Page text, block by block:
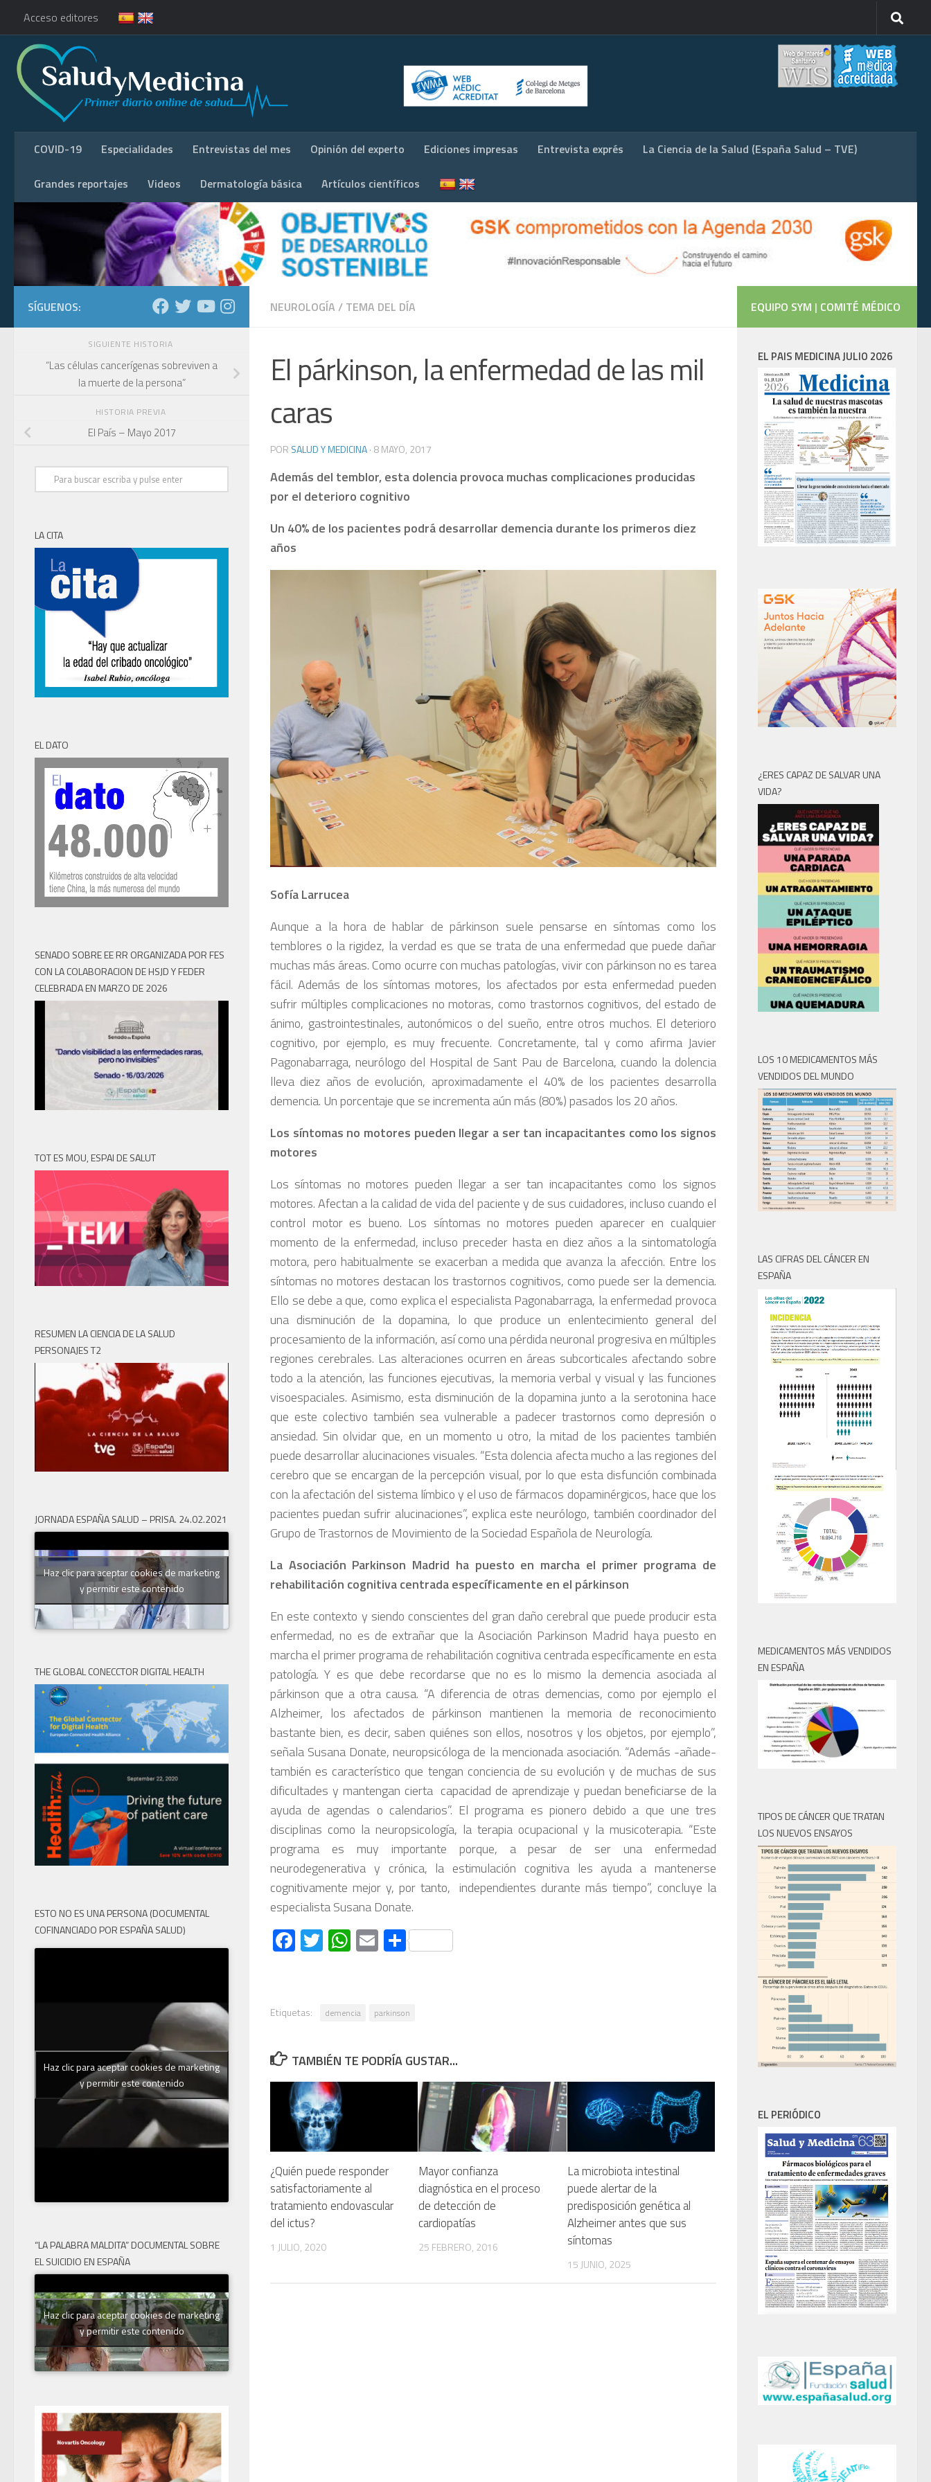
Acceso editores
COVID-19 Especialidades Entrevistas del mes Opinión del experto Ediciones impresas Entrevista exprés La Ciencia de la Salud (España Salud – TVE)
Grandes reportajes Videos Dermatología básica Artículos científicos
NEUROLOGÍA / TEMA DEL DÍA
El párkinson, la enfermedad de las mil
caras
POR SALUD Y MEDICINA· 8 MAYO, 2017
Además del temblor, esta dolencia provoca muchas complicaciones producidas
por el deterioro cognitivo
Un 40% de los pacientes podrá desarrollar demencia durante los primeros diez
años
Sofía Larrucea
Aunque a la hora de hablar de párkinson suele pensarse en síntomas como los
temblores o la rigidez, la verdad es que se trata de una enfermedad que puede dañar
muchas más áreas. Como ocurre con muchas patologías, vivir con párkinson no es tarea
fácil. Además de los síntomas motores, los afectados por esta enfermedad pueden
sufrir múltiples complicaciones no motoras, como trastornos cognitivos, del estado de
ánimo, gastrointestinales, autonómicos o del sueño, entre otros muchos. El deterioro
cognitivo, por ejemplo, es muy frecuente. Concretamente, tal y como afirma Javier
Pagonabarraga, neurólogo del Hospital de Sant Pau de Barcelona, cuando la dolencia
lleva diez años de evolución, aproximadamente el 40% de los pacientes desarrolla
demencia. Un porcentaje que se incrementa aún más (80%) pasados los 20 años.
Los síntomas no motores pueden llegar a ser tan incapacitantes como los signos
motores
Los síntomas no motores pueden llegar a ser tan incapacitantes como los signos
motores. Afectan a la calidad de vida del paciente y de sus cuidadores, incluso cuando el
control motor es bueno. Los síntomas no motores pueden aparecer en cualquier
momento de la enfermedad, incluso preceder hasta en diez años a la sintomatología
motora, pero habitualmente se exacerban a medida que avanza la afección. Entre los
síntomas no motores destacan los trastornos cognitivos, como puede ser la demencia.
Ello se debe a que, como explica el especialista Pagonabarraga, la enfermedad provoca
una disminución de la dopamina, lo que produce un enlentecimiento general del
procesamiento de la información, así como una pérdida neuronal progresiva en múltiples
regiones cerebrales. Las alteraciones ocurren en áreas subcorticales afectando sobre
todo a la atención, las funciones ejecutivas, la memoria verbal y visual y las funciones
visoespaciales. Asimismo, esta disminución de la dopamina junto a la serotonina hace
que este colectivo también sea vulnerable a padecer trastornos como depresión o
ansiedad. Sin olvidar que, en un momento u otro, la mitad de los pacientes también
puede desarrollar alucinaciones visuales. “Esta dolencia afecta mucho a las regiones del
cerebro que se encargan de la percepción visual, por lo que esta disfunción combinada
con la afectación del sistema límbico y el uso de fármacos dopaminérgicos, hace que los
pacientes puedan sufrir alucinaciones”, explica este neurólogo, también coordinador del
Grupo de Trastornos de Movimiento de la Sociedad Española de Neurología.
La Asociación Parkinson Madrid ha puesto en marcha el primer programa de
rehabilitación cognitiva centrada específicamente en el párkinson
En este contexto y siendo conscientes del gran daño cerebral que puede producir esta
enfermedad, no es de extrañar que la Asociación Parkinson Madrid haya puesto en
marcha el primer programa de rehabilitación cognitiva centrada específicamente en esta
patología. Y es que debe recordarse que no es lo mismo la demencia asociada al
párkinson que a otra causa. “A diferencia de otras demencias, como por ejemplo el
Alzheimer, los afectados de párkinson mantienen la memoria de reconocimiento
bastante bien, es decir, saben quiénes son ellos, nosotros y los objetos, por ejemplo”,
señala Susana Donate, neuropsicóloga de la mencionada asociación. “Además -añade-
también es característico que tengan conciencia de su evolución y de muchas de sus
dificultades y mantengan cierta capacidad de aprendizaje y puedan beneficiarse de la
ayuda de agendas o calendarios”. El programa es pionero debido a que une tres
disciplinas como la neuropsicología, la terapia ocupacional y la musicoterapia. “Este
programa es muy importante porque, a pesar de ser una enfermedad
neurodegenerativa y crónica, la estimulación cognitiva les ayuda a mantenerse
cognitivamente mejor y, por tanto, independientes durante más tiempo”, concluye la
especialista Susana Donate.
Facebook
Twitter
WhatsApp
EmailCompartir
Etiquetas: demencia parkinson
TAMBIÉN TE PODRÍA GUSTAR...
¿Quién puede responder
satisfactoriamente al
tratamiento endovascular
del ictus?
1 JULIO, 2020
Mayor confianza
diagnóstica en el proceso
de detección de
cardiopatías
25 FEBRERO, 2016
La microbiota intestinal
puede alertar de la
predisposición genética al
Alzheimer antes que sus
síntomas
15 JUNIO, 2025
SÍGUENOS:
SIGUIENTE HISTORIA
“Las células cancerígenas sobreviven a
la muerte de la persona”
HISTORIA PREVIA
El País – Mayo 2017
LA CITA
EL DATO
SENADO SOBRE EE RR ORGANIZADA POR FES
CON LA COLABORACION DE HSJD Y FEDER
CELEBRADA EN MARZO DE 2026
TOT ES MOU, ESPAI DE SALUT
RESUMEN LA CIENCIA DE LA SALUD
PERSONAJES T2
JORNADA ESPAÑA SALUD – PRISA. 24.02.2021
Haz clic para aceptar cookies de marketing
y permitir este contenido
THE GLOBAL CONECCTOR DIGITAL HEALTH
ESTO NO ES UNA PERSONA (DOCUMENTAL
COFINANCIADO POR ESPAÑA SALUD)
Haz clic para aceptar cookies de marketing
y permitir este contenido
“LA PALABRA MALDITA” DOCUMENTAL SOBRE
EL SUICIDIO EN ESPAÑA
Haz clic para aceptar cookies de marketing
y permitir este contenido
EQUIPO SYM | COMITÉ MÉDICO
EL PAIS MEDICINA JULIO 2026
¿ERES CAPAZ DE SALVAR UNA
VIDA?
LOS 10 MEDICAMENTOS MÁS
VENDIDOS DEL MUNDO
LAS CIFRAS DEL CÁNCER EN
ESPAÑA
MEDICAMENTOS MÁS VENDIDOS
EN ESPAÑA
TIPOS DE CÁNCER QUE TRATAN
LOS NUEVOS ENSAYOS
EL PERIÓDICO